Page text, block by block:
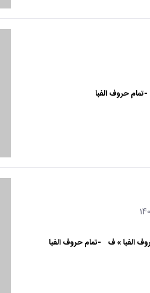
-تمام حروف الفبا
الفبا » ف -تمام حروف الفبا